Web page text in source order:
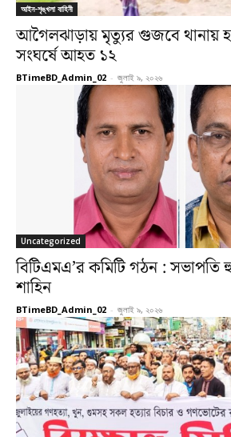
আইন-শৃঙ্খলা বাহিনী
আগৈলঝাড়ায় মৃত্যুর গুজবে থানায়
সংঘর্ষে আহত ১২
BTimeBD_Admin_02 - জুলাই ৯, ২০২৬
Uncategorized
বিটিএমএ’র কমিটি গঠন : সভাপতি
শাহিন
BTimeBD_Admin_02 - জুলাই ৯, ২০২৬